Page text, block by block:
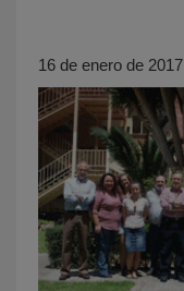
16 de enero de 2017